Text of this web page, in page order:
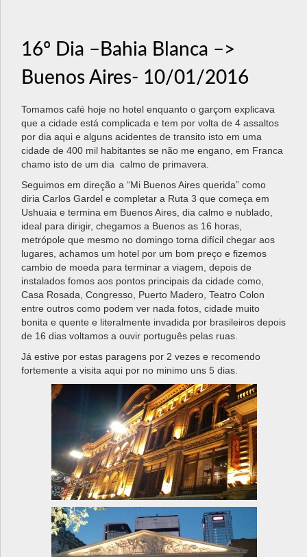
i
o
16º Dia –Bahia Blanca –>
Buenos Aires- 10/01/2016
Tomamos café hoje no hotel enquanto o garçom explicava
que a cidade está complicada e tem por volta de 4 assaltos
por dia aqui e alguns acidentes de transito isto em uma
cidade de 400 mil habitantes se não me engano, em Franca
chamo isto de um dia calmo de primavera.
Seguimos em direção a “Mi Buenos Aires querida” como
diria Carlos Gardel e completar a Ruta 3 que começa em
Ushuaia e termina em Buenos Aires, dia calmo e nublado,
ideal para dirigir, chegamos a Buenos as 16 horas,
metrópole que mesmo no domingo torna difícil chegar aos
lugares, achamos um hotel por um bom preço e fizemos
cambio de moeda para terminar a viagem, depois de
instalados fomos aos pontos principais da cidade como,
Casa Rosada, Congresso, Puerto Madero, Teatro Colon
entre outros como podem ver nada fotos, cidade muito
bonita e quente e literalmente invadida por brasileiros depois
de 16 dias voltamos a ouvir português pelas ruas.
Já estive por estas paragens por 2 vezes e recomendo
fortemente a visita aqui por no minimo uns 5 dias.